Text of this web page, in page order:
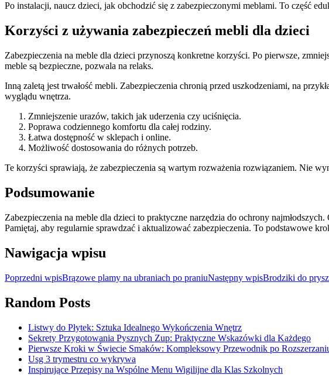
Po instalacji, naucz dzieci, jak obchodzić się z zabezpieczonymi meblami. To część
Korzyści z używania zabezpieczeń mebli dla dzieci
Zabezpieczenia na meble dla dzieci przynoszą konkretne korzyści. Po pierwsze,
meble są bezpieczne, pozwala na relaks.
Inną zaletą jest trwałość mebli. Zabezpieczenia chronią przed uszkodzeniami, na
wyglądu wnętrza.
Zmniejszenie urazów, takich jak uderzenia czy uciśnięcia.
Poprawa codziennego komfortu dla całej rodziny.
Łatwa dostępność w sklepach i online.
Możliwość dostosowania do różnych potrzeb.
Te korzyści sprawiają, że zabezpieczenia są wartym rozważenia rozwiązaniem. Nie
Podsumowanie
Zabezpieczenia na meble dla dzieci to praktyczne narzędzia do ochrony
Pamiętaj, aby regularnie sprawdzać i aktualizować zabezpieczenia. To podstawowe
Nawigacja wpisu
Poprzedni wpisBrązowe plamy na ubraniach po praniuNastępny wpisBrodziki do
Random Posts
Listwy do Płytek: Sztuka Idealnego Wykończenia Wnętrz
Sekrety Przygotowania Pysznych Zup: Praktyczne Wskazówki dla Każdego
Pierwsze Kroki w Świecie Smaków: Kompleksowy Przewodnik po
Usg 3 trymestru co wykrywa
Inspirujące Przepisy na Wspólne Menu Wigilijne dla Klas Szkolnych